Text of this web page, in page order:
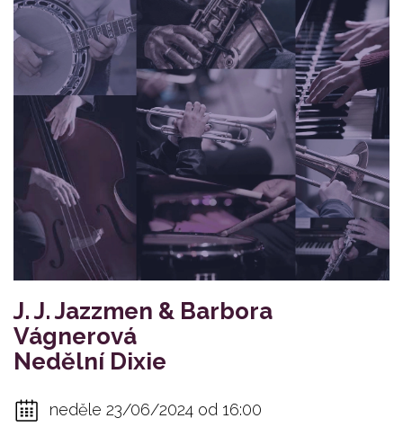
J. J. Jazzmen & Barbora
Vágnerová
Nedělní Dixie
neděle 23/06/2024 od 16:00